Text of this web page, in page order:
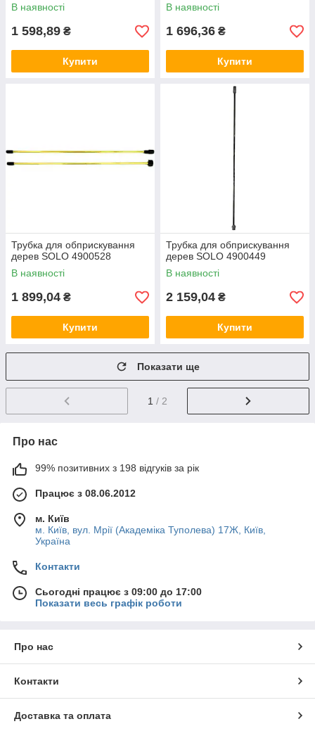
В наявності
1 598,89 ₴
Купити
В наявності
1 696,36 ₴
Купити
Трубка для обприскування
дерев SOLO 4900528
В наявності
1 899,04 ₴
Купити
Трубка для обприскування
дерев SOLO 4900449
В наявності
2 159,04 ₴
Купити
Показати ще
1 / 2
Про нас
99% позитивних з 198 відгуків за рік
Працює з 08.06.2012
м. Київ
м. Київ, вул. Мрії (Академіка Туполева) 17Ж, Київ,
Україна
Контакти
Сьогодні працює з 09:00 до 17:00
Показати весь графік роботи
Про нас
Контакти
Доставка та оплата